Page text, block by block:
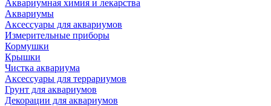
Аквариумная химия и лекарства
Аквариумы
Аксессуары для аквариумов
Измерительные приборы
Кормушки
Крышки
Чистка аквариума
Аксессуары для террариумов
Грунт для аквариумов
Декорации для аквариумов